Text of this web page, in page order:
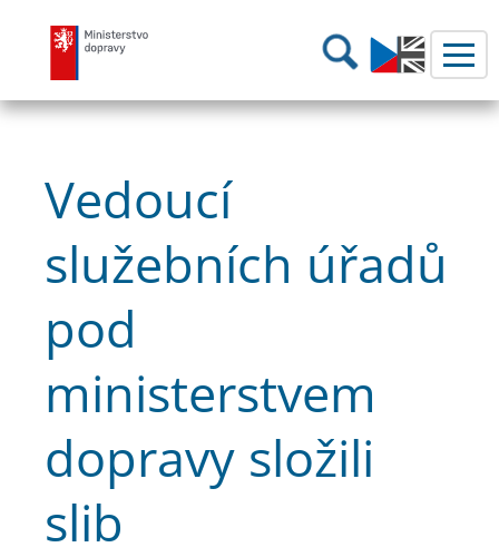
Ministerstvo dopravy Hledání
Vedoucí
služebních úřadů
pod
ministerstvem
dopravy složili
slib